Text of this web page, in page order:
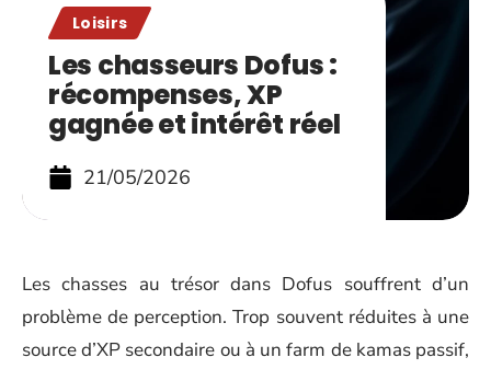
Loisirs
Les chasseurs Dofus :
récompenses, XP
gagnée et intérêt réel
21/05/2026
Les chasses au trésor dans Dofus souffrent d’un
problème de perception. Trop souvent réduites à une
source d’XP secondaire ou à un farm de kamas passif,